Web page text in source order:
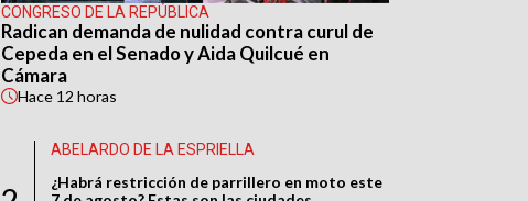
CONGRESO DE LA REPÚBLICA
Radican demanda de nulidad contra curul de
Cepeda en el Senado y Aida Quilcué en
Cámara
Hace 12 horas
ABELARDO DE LA ESPRIELLA
¿Habrá restricción de parrillero en moto este